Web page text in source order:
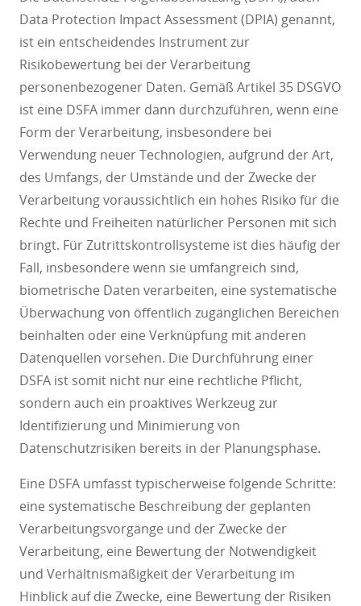
Data Protection Impact Assessment (DPIA) genannt,
ist ein entscheidendes Instrument zur
Risikobewertung bei der Verarbeitung
personenbezogener Daten. Gemäß Artikel 35 DSGVO
ist eine DSFA immer dann durchzuführen, wenn eine
Form der Verarbeitung, insbesondere bei
Verwendung neuer Technologien, aufgrund der Art,
des Umfangs, der Umstände und der Zwecke der
Verarbeitung voraussichtlich ein hohes Risiko für die
Rechte und Freiheiten natürlicher Personen mit sich
bringt. Für Zutrittskontrollsysteme ist dies häufig der
Fall, insbesondere wenn sie umfangreich sind,
biometrische Daten verarbeiten, eine systematische
Überwachung von öffentlich zugänglichen Bereichen
beinhalten oder eine Verknüpfung mit anderen
Datenquellen vorsehen. Die Durchführung einer
DSFA ist somit nicht nur eine rechtliche Pflicht,
sondern auch ein proaktives Werkzeug zur
Identifizierung und Minimierung von
Datenschutzrisiken bereits in der Planungsphase.
Eine DSFA umfasst typischerweise folgende Schritte:
eine systematische Beschreibung der geplanten
Verarbeitungsvorgänge und der Zwecke der
Verarbeitung, eine Bewertung der Notwendigkeit
und Verhältnismäßigkeit der Verarbeitung im
Hinblick auf die Zwecke, eine Bewertung der Risiken